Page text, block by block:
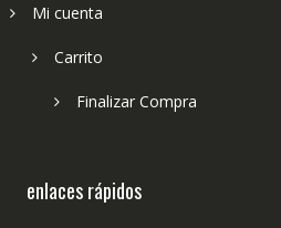
Mi cuenta
Carrito
Finalizar Compra
enlaces rápidos